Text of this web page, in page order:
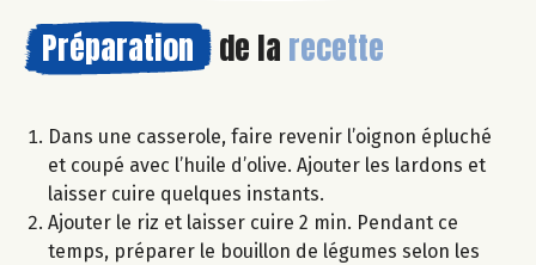
Préparation de la recette
Dans une casserole, faire revenir l’oignon épluché
et coupé avec l’huile d’olive. Ajouter les lardons et
laisser cuire quelques instants.
Ajouter le riz et laisser cuire 2 min. Pendant ce
temps, préparer le bouillon de légumes selon les